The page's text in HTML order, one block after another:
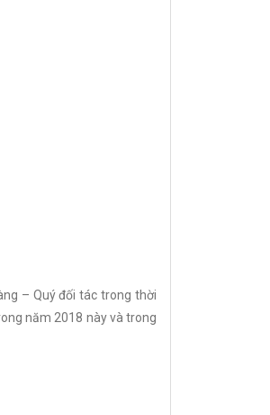
– Quý đối tác trong thời
năm 2018 này và trong